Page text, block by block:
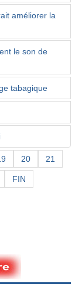
améliorer la
le son de
tabagique
20 21
FIN